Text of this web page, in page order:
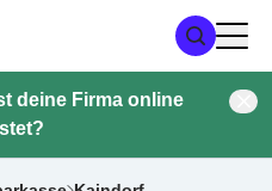
deine Firma online